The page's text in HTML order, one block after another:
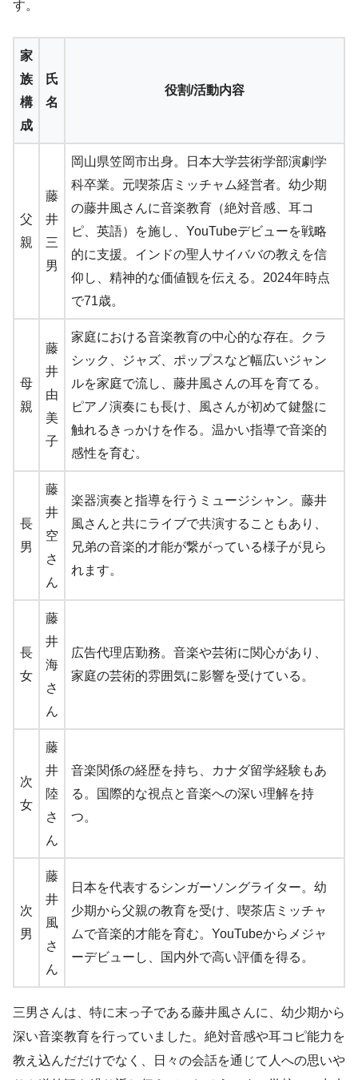
す。
家
族
構
成
氏
名
役割/活動内容
父
親
藤
井
三
男
岡山県笠岡市出身。日本大学芸術学部演劇学
科卒業。元喫茶店ミッチャム経営者。幼少期
の藤井風さんに音楽教育（絶対音感、耳コ
ピ、英語）を施し、YouTubeデビューを戦略
的に支援。インドの聖人サイババの教えを信
仰し、精神的な価値観を伝える。2024年時点
で71歳。
母
親
藤
井
由
美
子
家庭における音楽教育の中心的な存在。クラ
シック、ジャズ、ポップスなど幅広いジャン
ルを家庭で流し、藤井風さんの耳を育てる。
ピアノ演奏にも長け、風さんが初めて鍵盤に
触れるきっかけを作る。温かい指導で音楽的
感性を育む。
長
男
藤
井
空
さ
ん
楽器演奏と指導を行うミュージシャン。藤井
風さんと共にライブで共演することもあり、
兄弟の音楽的才能が繋がっている様子が見ら
れます。
長
女
藤
井
海
さ
ん
広告代理店勤務。音楽や芸術に関心があり、
家庭の芸術的雰囲気に影響を受けている。
次
女
藤
井
陸
さ
ん
音楽関係の経歴を持ち、カナダ留学経験もあ
る。国際的な視点と音楽への深い理解を持
つ。
次
男
藤
井
風
さ
ん
日本を代表するシンガーソングライター。幼
少期から父親の教育を受け、喫茶店ミッチャ
ムで音楽的才能を育む。YouTubeからメジャ
ーデビューし、国内外で高い評価を得る。
三男さんは、特に末っ子である藤井風さんに、幼少期から
深い音楽教育を行っていました。絶対音感や耳コピ能力を
教え込んだだけでなく、日々の会話を通じて人への思いや